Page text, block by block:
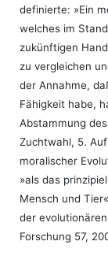
definierte: »Ein
welches im
zukünftigen
zu vergleichen
der Annahme,
Fähigkeit habe,
Abstammung
Zuchtwahl, 5.
moralischer
»als das
Mensch und
der
Forschung 57,